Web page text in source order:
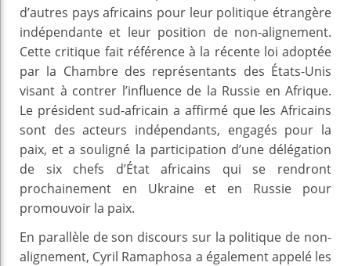
d’autres pays africains pour leur politique étrangère
indépendante et leur position de non-alignement.
Cette critique fait référence à la récente loi adoptée
par la Chambre des représentants des États-Unis
visant à contrer l’influence de la Russie en Afrique.
Le président sud-africain a affirmé que les Africains
sont des acteurs indépendants, engagés pour la
paix, et a souligné la participation d’une délégation
de six chefs d’État africains qui se rendront
prochainement en Ukraine et en Russie pour
promouvoir la paix.
En parallèle de son discours sur la politique de non-
alignement, Cyril Ramaphosa a également appelé les